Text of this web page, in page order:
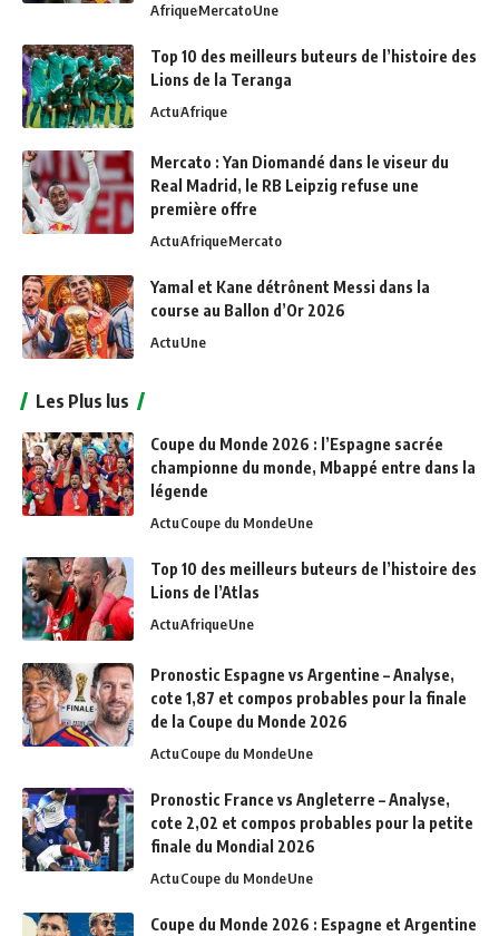
AfriqueMercatoUne
Top 10 des meilleurs buteurs de l’histoire des
Lions de la Teranga
ActuAfrique
Mercato : Yan Diomandé dans le viseur du
Real Madrid, le RB Leipzig refuse une
première offre
ActuAfriqueMercato
Yamal et Kane détrônent Messi dans la
course au Ballon d’Or 2026
ActuUne
Les Plus lus
Coupe du Monde 2026 : l’Espagne sacrée
championne du monde, Mbappé entre dans la
légende
ActuCoupe du MondeUne
Top 10 des meilleurs buteurs de l’histoire des
Lions de l’Atlas
ActuAfriqueUne
Pronostic Espagne vs Argentine – Analyse,
cote 1,87 et compos probables pour la finale
de la Coupe du Monde 2026
ActuCoupe du MondeUne
Pronostic France vs Angleterre – Analyse,
cote 2,02 et compos probables pour la petite
finale du Mondial 2026
ActuCoupe du MondeUne
Coupe du Monde 2026 : Espagne et Argentine